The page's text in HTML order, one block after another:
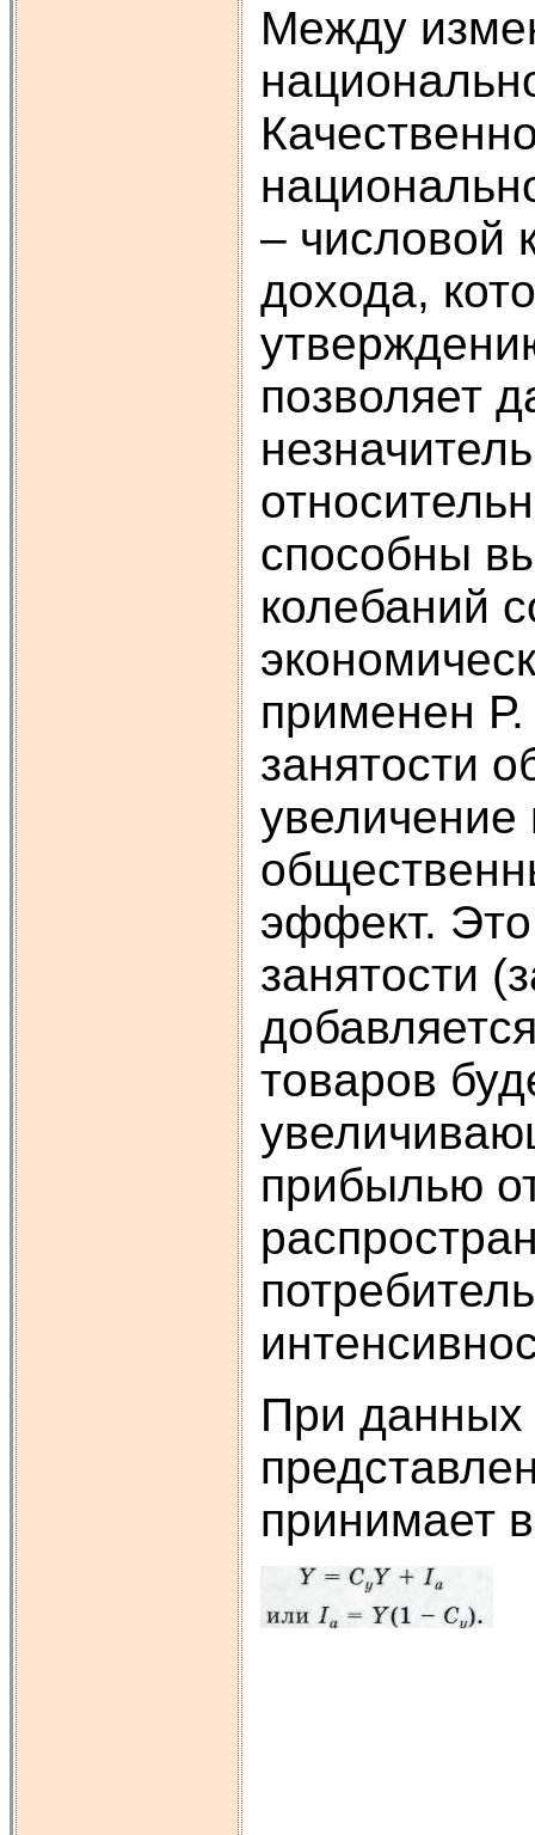
Между
– числовой
дохода,
позволяет
способны
колебаний
применен
занятости
увеличение
эффект. Это
занятости
товаров
прибылью
При данных
принимает